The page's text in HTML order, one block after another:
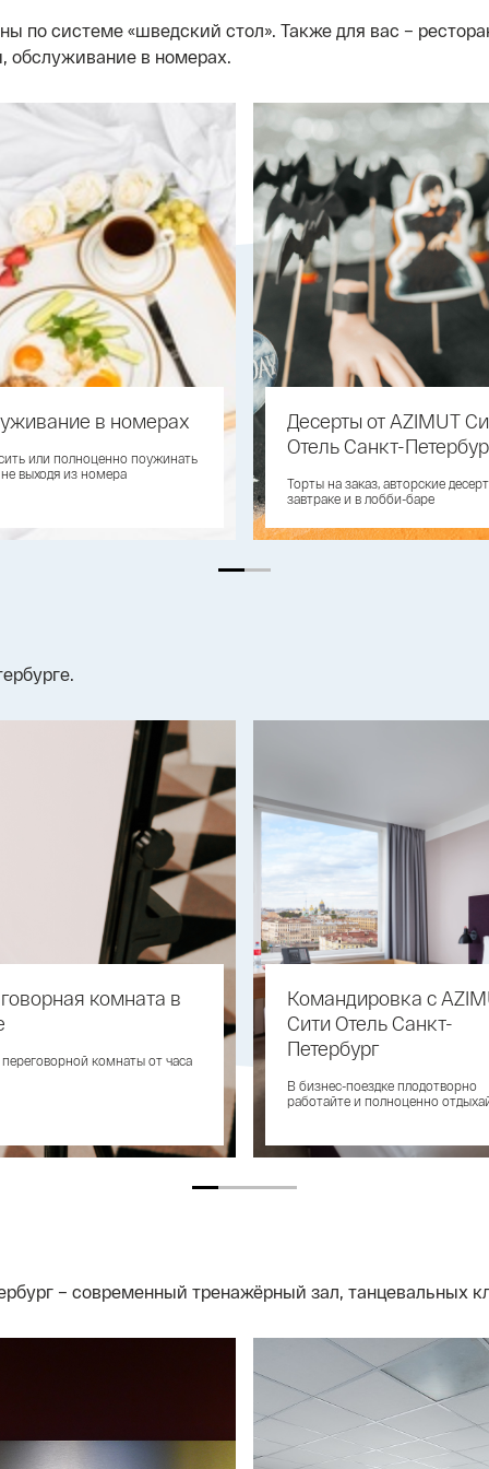
по системе «шведский стол». Также для вас –
обслуживание в номерах.
в номерах
или полноценно поужинать
выходя из номера
Десерты от AZIMUT
Отель Санкт-
Торты на заказ, авторские
завтраке и в лобби-баре
комната в
комнаты от часа
Командировка с
Сити Отель Санкт-
Петербург
В бизнес-поездке плодотворно
работайте и полноценно
– современный тренажёрный зал, танцевальных